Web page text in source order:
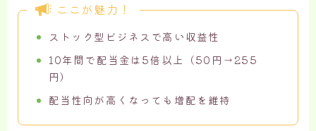
ここが魅力！
ストック型ビジネスで高い収益性
10年間で配当金は5倍以上（50円→255
円）
配当性向が高くなっても増配を維持